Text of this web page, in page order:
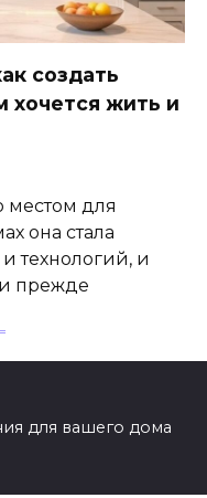
создать
хочется жить и
местом для
она стала
технологий, и
прежде
для вашего дома